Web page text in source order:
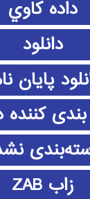
داده كاوي
دانلود
پايان
کننده
زاب ZAB